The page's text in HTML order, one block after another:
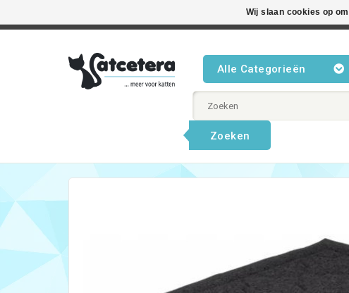
Alle Categorieën
Zoeken
Wij slaan cookies op
Beste producten